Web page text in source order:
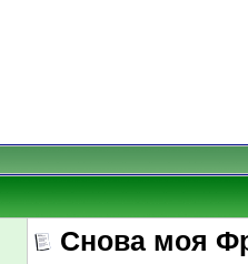
Снова моя